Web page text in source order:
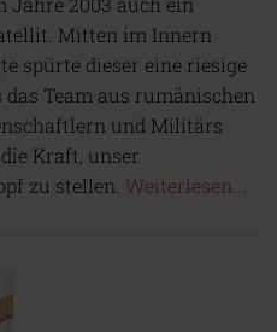
Mitten im Innern
spürte dieser eine riesige
Team aus rumänischen
und Militärs
Kraft, unser
zu stellen. Weiterlesen...